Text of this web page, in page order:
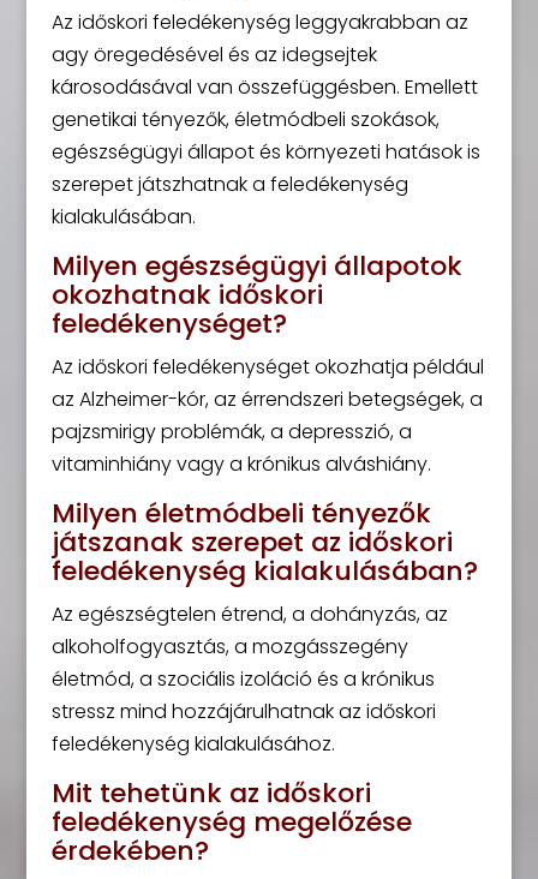
Az időskori feledékenység leggyakrabban az
agy öregedésével és az idegsejtek
károsodásával van összefüggésben. Emellett
genetikai tényezők, életmódbeli szokások,
egészségügyi állapot és környezeti hatások is
szerepet játszhatnak a feledékenység
kialakulásában.
Milyen egészségügyi állapotok
okozhatnak időskori
feledékenységet?
Az időskori feledékenységet okozhatja például
az Alzheimer-kór, az érrendszeri betegségek, a
pajzsmirigy problémák, a depresszió, a
vitaminhiány vagy a krónikus alváshiány.
Milyen életmódbeli tényezők
játszanak szerepet az időskori
feledékenység kialakulásában?
Az egészségtelen étrend, a dohányzás, az
alkoholfogyasztás, a mozgásszegény
életmód, a szociális izoláció és a krónikus
stressz mind hozzájárulhatnak az időskori
feledékenység kialakulásához.
Mit tehetünk az időskori
feledékenység megelőzése
érdekében?